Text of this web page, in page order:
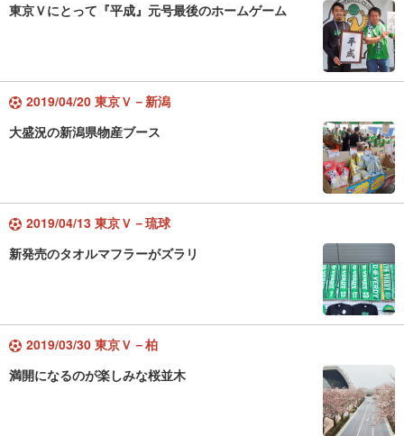
東京Ｖにとって『平成』元号最後のホームゲーム
2019/04/20 東京Ｖ－新潟
大盛況の新潟県物産ブース
2019/04/13 東京Ｖ－琉球
新発売のタオルマフラーがズラリ
2019/03/30 東京Ｖ－柏
満開になるのが楽しみな桜並木